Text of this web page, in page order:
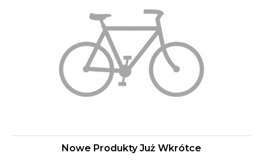
Nowe Produkty Już Wkrótce